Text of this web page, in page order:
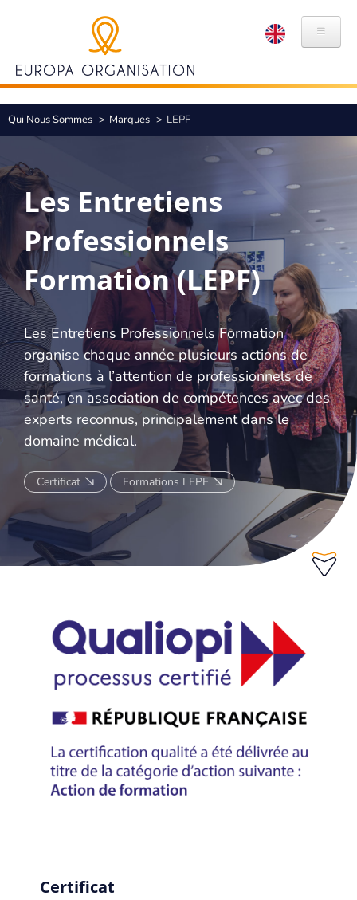
QUI NOUS SOMMES
VALEURS
MARQUES
RSE
ÉTHIQUE ET CONFORMITÉ
EXPERTISES
ORGANISATION DE CONGRÈS
SAVOIR-FAIRE
AFFILIATIONS
DÉVELOPPEMENT ET ANIMATION DE COMMUNAUTÉS MÉDICALES
NOTRE APPROCHE 360°
SOLUTIONS D'ÉDUCATION
PLATEFORMES DIGITALES
FOCUS GROUPS
WEBINAIRES
CLIENTS
ACTUALITÉS & MÉDIAS
Fil
d'Ariane
Qui Nous Sommes Marques LEPF
Les Entretiens
Professionnels
Formation (LEPF)
Les Entretiens Professionnels Formation
organise chaque année plusieurs actions de
formations à l’attention de professionnels de
santé, en association de compétences avec des
experts reconnus, principalement dans le
domaine médical.
Certificat Formations LEPF
Certificat